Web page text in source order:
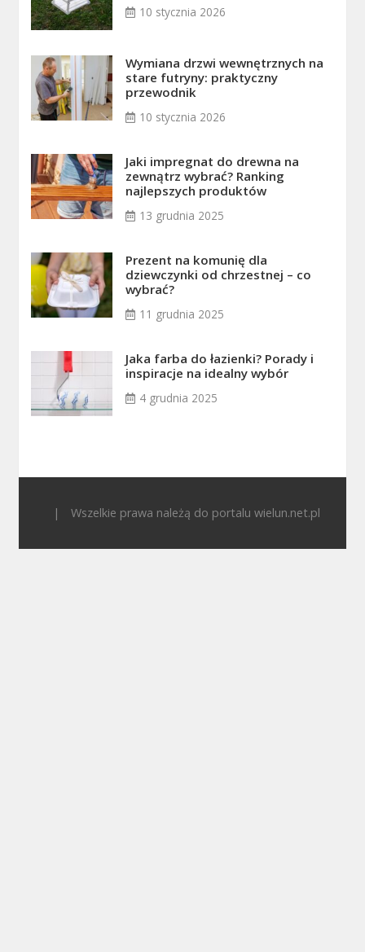
10 stycznia 2026
Wymiana drzwi wewnętrznych na
stare futryny: praktyczny
przewodnik
10 stycznia 2026
Jaki impregnat do drewna na
zewnątrz wybrać? Ranking
najlepszych produktów
13 grudnia 2025
Prezent na komunię dla
dziewczynki od chrzestnej – co
wybrać?
11 grudnia 2025
Jaka farba do łazienki? Porady i
inspiracje na idealny wybór
4 grudnia 2025
| Wszelkie prawa należą do portalu wielun.net.pl